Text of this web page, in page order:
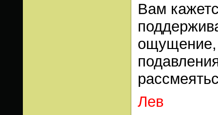
Вам
ощущение,
Лев